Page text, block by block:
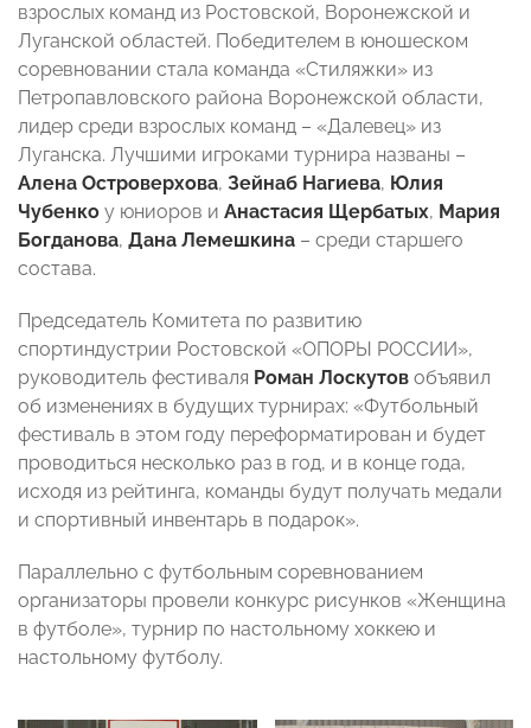
взрослых команд из Ростовской, Воронежской и
Луганской областей. Победителем в юношеском
соревновании стала команда «Стиляжки» из
Петропавловского района Воронежской области,
лидер среди взрослых команд – «Далевец» из
Луганска. Лучшими игроками турнира названы –
Алена Островерхова, Зейнаб Нагиева, Юлия
Чубенко у юниоров и Анастасия Щербатых, Мария
Богданова, Дана Лемешкина – среди старшего
состава.
Председатель Комитета по развитию
спортиндустрии Ростовской «ОПОРЫ РОССИИ»,
руководитель фестиваля Роман Лоскутов объявил
об изменениях в будущих турнирах: «Футбольный
фестиваль в этом году переформатирован и будет
проводиться несколько раз в год, и в конце года,
исходя из рейтинга, команды будут получать медали
и спортивный инвентарь в подарок».
Параллельно с футбольным соревнованием
организаторы провели конкурс рисунков «Женщина
в футболе», турнир по настольному хоккею и
настольному футболу.